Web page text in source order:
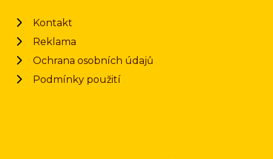
Kontakt
Reklama
Ochrana osobních údajů
Podmínky použití